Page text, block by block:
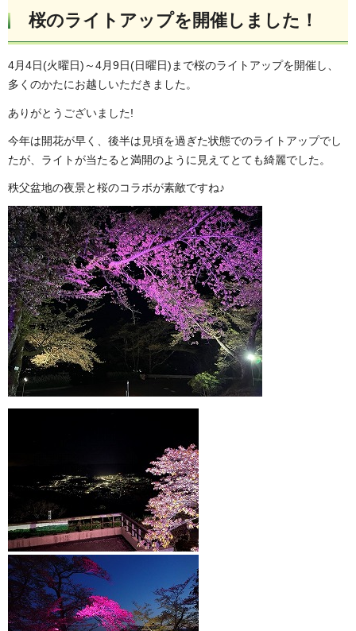
桜のライトアップを開催しました！
4月4日(火曜日)～4月9日(日曜日)まで桜のライトアップを開催し、
多くのかたにお越しいただきました。
ありがとうございました!
今年は開花が早く、後半は見頃を過ぎた状態でのライトアップでし
たが、ライトが当たると満開のように見えてとても綺麗でした。
秩父盆地の夜景と桜のコラボが素敵ですね♪